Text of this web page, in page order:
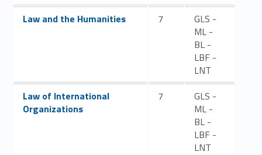
Link identifier #identifier__65793-49
Law and the Humanities 7
GLS -
ML -
BL -
LBF -
LNT
Link identifier #identifier__24094-50
Law of International
Organizations
7
GLS -
ML -
BL -
LBF -
LNT